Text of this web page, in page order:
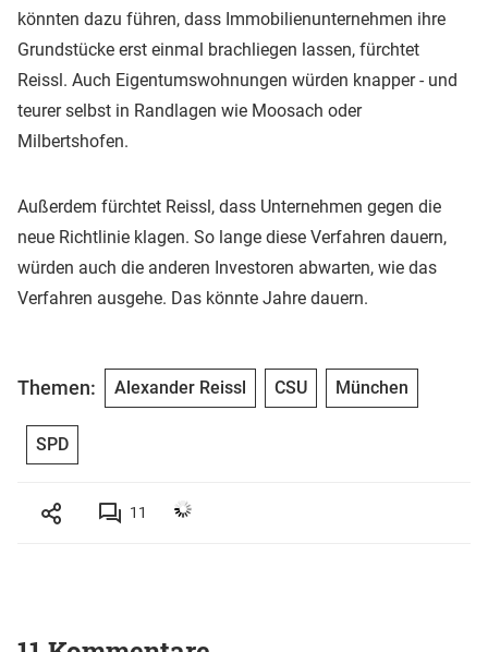
könnten dazu führen, dass Immobilienunternehmen ihre
Grundstücke erst einmal brachliegen lassen, fürchtet
Reissl. Auch Eigentumswohnungen würden knapper - und
teurer selbst in Randlagen wie Moosach oder
Milbertshofen.
Außerdem fürchtet Reissl, dass Unternehmen gegen die
neue Richtlinie klagen. So lange diese Verfahren dauern,
würden auch die anderen Investoren abwarten, wie das
Verfahren ausgehe. Das könnte Jahre dauern.
Themen: Alexander Reissl CSU München
SPD
11